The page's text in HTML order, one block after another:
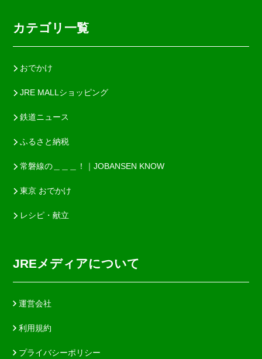
カテゴリ一覧
おでかけ
JRE MALLショッピング
鉄道ニュース
ふるさと納税
常磐線の＿＿＿！｜JOBANSEN KNOW
東京 おでかけ
レシピ・献立
JREメディアについて
運営会社
利用規約
プライバシーポリシー